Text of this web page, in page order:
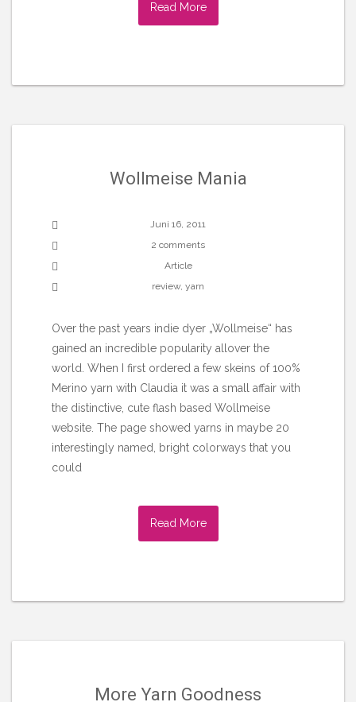
Read More
Wollmeise Mania
Juni 16, 2011
2 comments
Article
review, yarn
Over the past years indie dyer „Wollmeise“ has
gained an incredible popularity allover the
world. When I first ordered a few skeins of 100%
Merino yarn with Claudia it was a small affair with
the distinctive, cute flash based Wollmeise
website. The page showed yarns in maybe 20
interestingly named, bright colorways that you
could
Read More
More Yarn Goodness